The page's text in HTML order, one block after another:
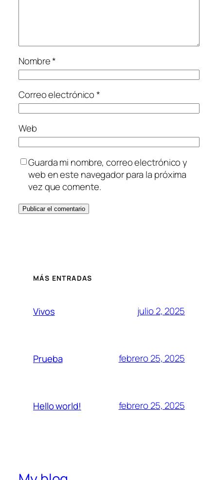
Nombre*
Correo electrónico*
Web
Guarda mi nombre, correo electrónico y
web en este navegador para la próxima
vez que comente.
MÁS ENTRADAS
Vivos julio 2, 2025
Prueba febrero 25, 2025
Hello world! febrero 25, 2025